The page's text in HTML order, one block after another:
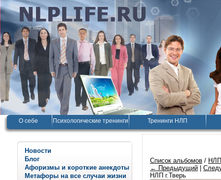
О себе Психологические тренинги Тренинги НЛП
Новости
Блог
Афоризмы и короткие анекдоты
Метафоры на все случаи жизни
Список альбомов /
← Предыдущий
НЛП г.Тверь